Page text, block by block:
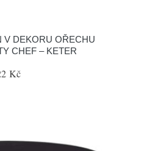
V DEKORU OŘECHU
CHEF – KETER
Kč